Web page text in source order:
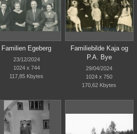
Familien Egeberg
23/12/2024
1024 x 744
117,85 Kbytes
Familiebilde Kaja og
P.A. Bye
29/04/2024
1024 x 750
170,62 Kbytes